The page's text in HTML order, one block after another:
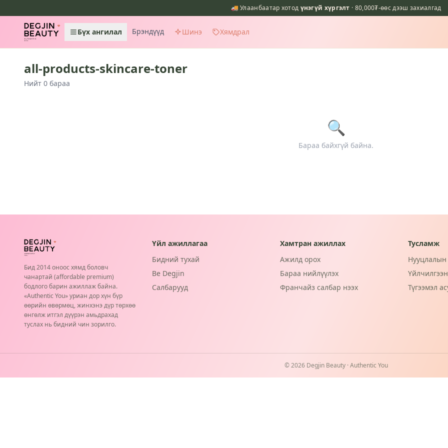
🚚 Улаанбаатар хотод үнэгүй хүргэлт · 80,000₮-өөс дээш захиалгад
Бүх ангилал Брэндүүд Шинэ Хямдрал
all-products-skincare-toner
Нийт 0 бараа
🔍
Бараа байхгүй байна.
Бид 2014 оноос хямд боловч
чанартай (affordable premium)
бодлого барин ажиллаж байна.
«Authentic You» уриан дор хүн бүр
өөрийн өвөрмөц, жинхэнэ дүр төрхөө
өнгөлж итгэл дүүрэн амьдрахад
туслах нь бидний чин зорилго.
Үйл ажиллагаа
Бидний тухай
Be Degjin
Салбарууд
Хамтран ажиллах
Ажилд орох
Бараа нийлүүлэх
Франчайз салбар нээх
Тусламж
Нууцлалын
Түгээмэл
©2026Degjin Beauty · Authentic You